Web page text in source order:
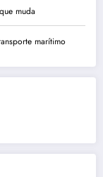
muda
marítimo